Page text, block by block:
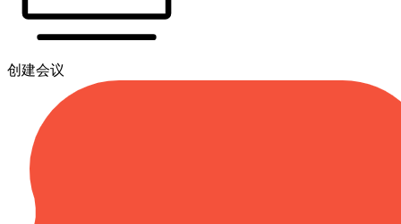
创建会议